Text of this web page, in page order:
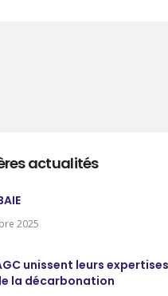
actualités
2025
AGC unissent leurs
la décarbonation